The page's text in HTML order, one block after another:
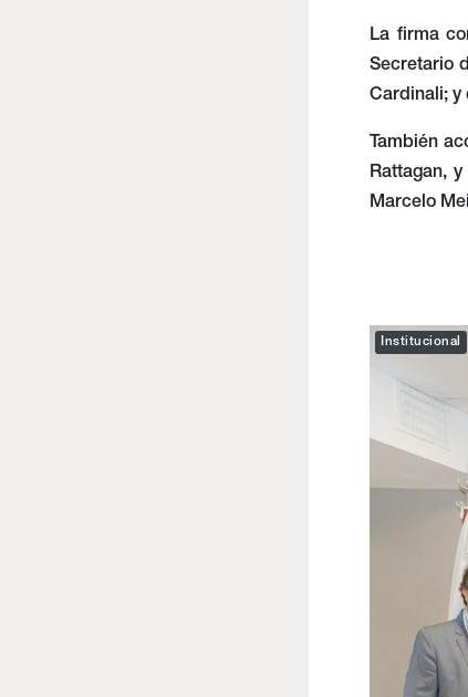
La firma
Secretario
Cardinali; y
También
Rattagan,
Marcelo
Institucional